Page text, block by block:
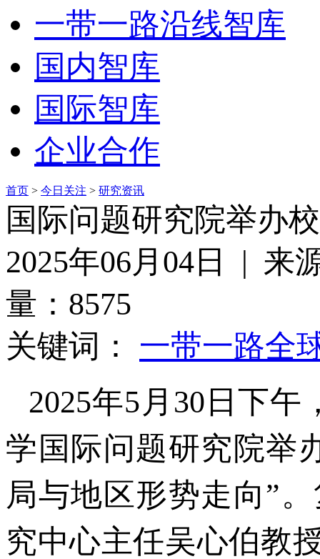
一带一路沿线智库
国内智库
国际智库
企业合作
首页 > 今日关注 > 研究资讯
国际问题研究院举办
2025年06月04日 | 来
量：8575
关键词： 一带一路全
2025年5月30日下
学国际问题研究院举
局与地区形势走向”
究中心主任吴心伯教